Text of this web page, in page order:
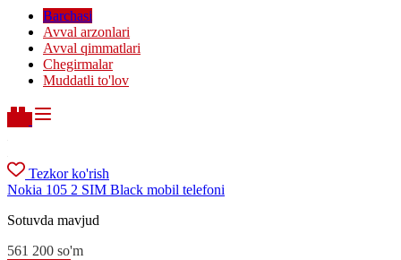
Barchasi
Avval arzonlari
Avval qimmatlari
Chegirmalar
Muddatli to'lov
Tezkor ko'rish
Nokia 105 2 SIM Black mobil telefoni
Sotuvda mavjud
561 200 so'm